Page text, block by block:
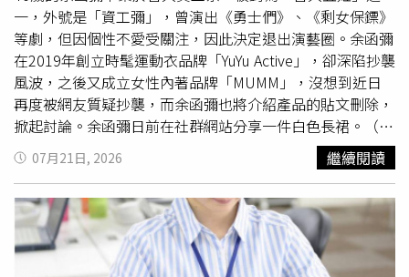
過來，年輕有拼勁，現在悔不當初」、「我從40歲考兩年都
是分發屎缺，爽缺不是你考試會有的，妳要珍惜眼前」、
「壓力0非常好，你可以在人生遇到任何狀況的時候輕鬆的
維持住現金流跟一定的規律作息，不要隨便放棄爽缺」。不
過，也有人支持原PO追夢，「同樣好缺+1想走。有些還在
屎缺的人辛苦了，或許我們這樣說有點在炫耀，但有時候大
環境爛，單位的不錯的矛盾點讓人每天想法猶疑不決心還是
很累」、「我也是調到涼缺（但還是有缺點）後想離職，可
能就是因為在涼缺，所以更有時間思考自己的人生」、「涼
缺真的很浪費時間，不如精進自己 讓賺錢的效率提高」、
「涼缺更好準備，但確定考上並分到好缺再走，另外涼缺不
也可以追夢，等夢想可以轉換成更好收入再辭職」、「先考
一，外號是「資工彌」，曾演出《勇士們》、《剩女保鏢》
等劇，但因個性不愛受關注，因此決定退出演藝圈。余函彌
在2019年創立時髦運動衣品牌「YuYu Active」，卻深陷抄襲
風波，之後又成立女性內著品牌「MUMM」，沒想到近日
再度被網友質疑抄襲，而余函彌也將介紹產品的貼文刪除，
掀起討論。余函彌日前在社群網站分享一件白色長裙。（圖
／翻攝自余函彌Threads）日前余函彌在社群網站分享一件
白色長袖連身洋裝，上身採用深V領設計，領口邊緣至胸前
融入蕾絲滾邊，胸口下方及腰處則運用了倒V字型的半透膚
蕾絲拼接，下身則是魚尾狀的裙擺，看起來既性感又優雅。
余函彌更發文介紹：「有胸墊的洋裝好方便！！巴黎女生說
他們不知道有這種東西，覺得台灣走在很前面。」有網友質
07月21日, 2026 繼續閱讀